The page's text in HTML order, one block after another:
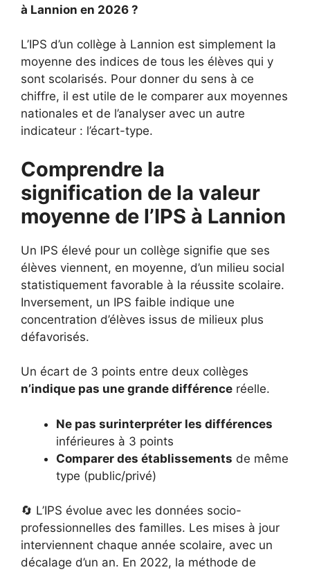
à Lannion en 2026 ?
L’IPS d’un collège à Lannion est simplement la
moyenne des indices de tous les élèves qui y
sont scolarisés. Pour donner du sens à ce
chiffre, il est utile de le comparer aux moyennes
nationales et de l’analyser avec un autre
indicateur : l’écart-type.
Comprendre la
signification de la valeur
moyenne de l’IPS à Lannion
Un IPS élevé pour un collège signifie que ses
élèves viennent, en moyenne, d’un milieu social
statistiquement favorable à la réussite scolaire.
Inversement, un IPS faible indique une
concentration d’élèves issus de milieux plus
défavorisés.
Un écart de 3 points entre deux collèges
n’indique pas une grande différence réelle.
Ne pas surinterpréter les différences
inférieures à 3 points
Comparer des établissements de même
type (public/privé)
🔄 L’IPS évolue avec les données socio-
professionnelles des familles. Les mises à jour
interviennent chaque année scolaire, avec un
décalage d’un an. En 2022, la méthode de